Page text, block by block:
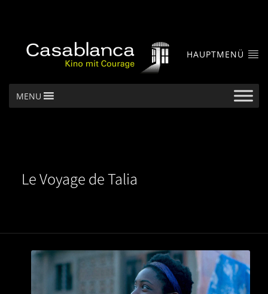
HAUPTMENÜ
MENU
Le Voyage de Talia